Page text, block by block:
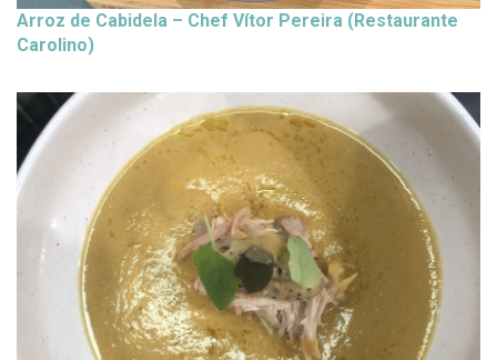
Arroz de Cabidela – Chef Vítor Pereira (Restaurante
Carolino)